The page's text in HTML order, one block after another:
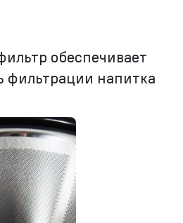
обеспечивает
фильтрации напитка